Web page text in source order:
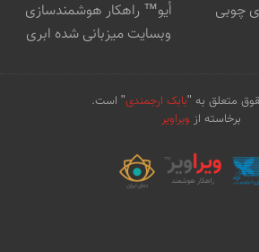
چوبی
اُیو™ راهکار هوشمندسازی
وبسایت میزبانی شده ابری
متعلق به "بابک ارجمندی" است.
برخاسته از ویراویر